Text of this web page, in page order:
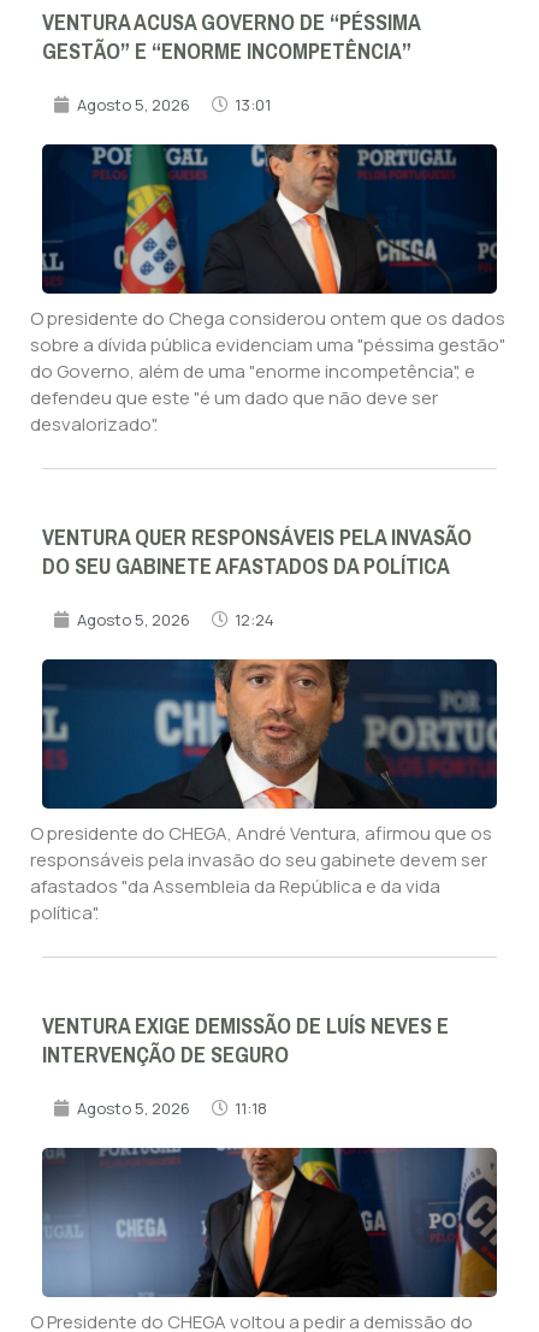
VENTURA ACUSA GOVERNO DE “PÉSSIMA
GESTÃO” E “ENORME INCOMPETÊNCIA”
Agosto 5, 2026 13:01
O presidente do Chega considerou ontem que os dados
sobre a dívida pública evidenciam uma "péssima gestão"
do Governo, além de uma "enorme incompetência", e
defendeu que este "é um dado que não deve ser
desvalorizado".
VENTURA QUER RESPONSÁVEIS PELA INVASÃO
DO SEU GABINETE AFASTADOS DA POLÍTICA
Agosto 5, 2026 12:24
O presidente do CHEGA, André Ventura, afirmou que os
responsáveis pela invasão do seu gabinete devem ser
afastados "da Assembleia da República e da vida
política".
VENTURA EXIGE DEMISSÃO DE LUÍS NEVES E
INTERVENÇÃO DE SEGURO
Agosto 5, 2026 11:18
O Presidente do CHEGA voltou a pedir a demissão do